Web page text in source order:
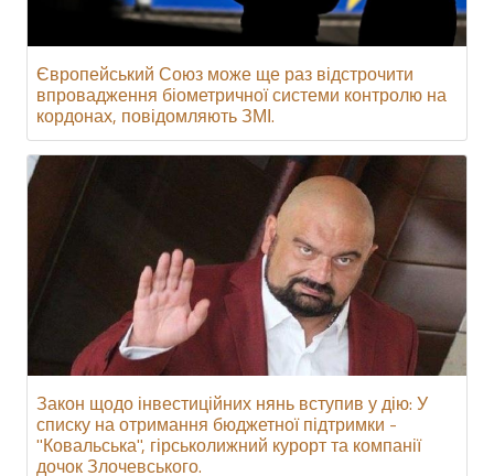
Європейський Союз може ще раз відстрочити
впровадження біометричної системи контролю на
кордонах, повідомляють ЗМІ.
Закон щодо інвестиційних нянь вступив у дію: У
списку на отримання бюджетної підтримки -
"Ковальська", гірськолижний курорт та компанії
дочок Злочевського.